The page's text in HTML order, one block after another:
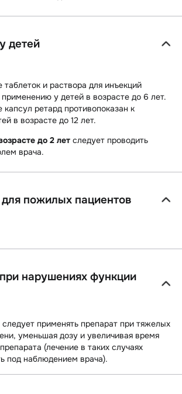
детей
и раствора для инъекций
применению у детей в возрасте до 6 лет.
ретард противопоказан к
в возрасте до 12 лет.
до 2 лет следует проводить
врача.
пожилых пациентов
нарушениях функции
следует применять препарат при тяжелых
уменьшая дозу и увеличивая время
(лечение в таких случаях
под наблюдением врача).